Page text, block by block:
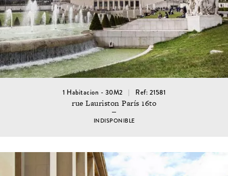
1 Habitacion - 30M2 Ref: 21581
rue Lauriston París 16to
INDISPONIBLE